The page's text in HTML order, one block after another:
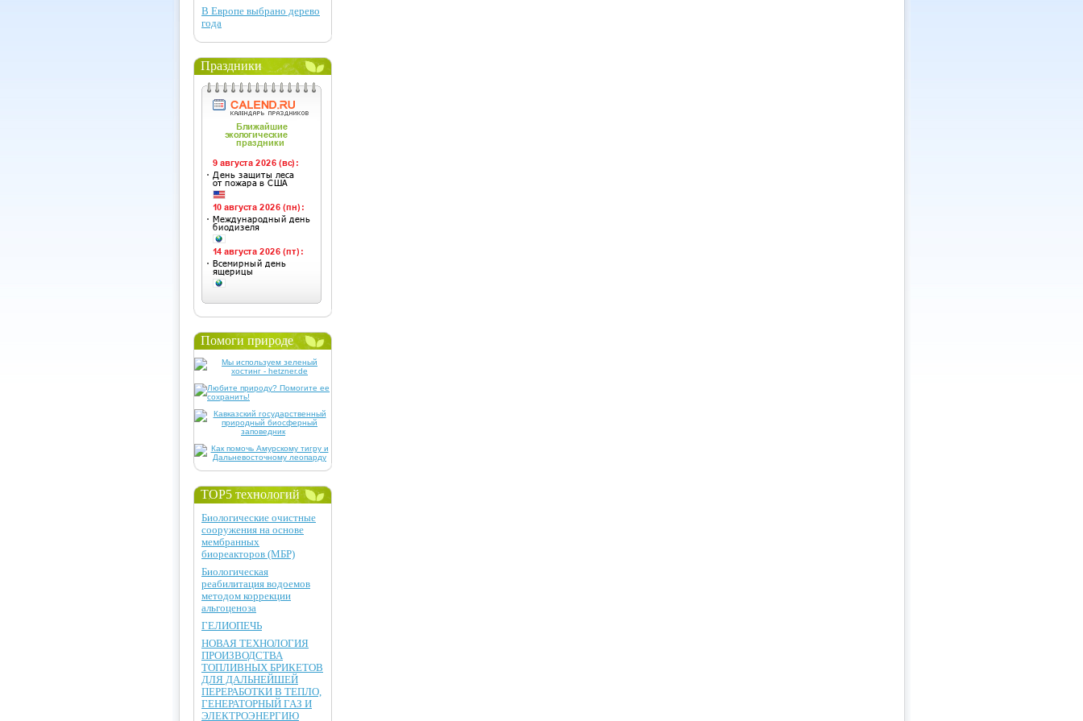
В Европе выбрано дерево
года
Праздники
Помоги природе
TOP5 технологий
Биологические очистные
сооружения на основе
мембранных
биореакторов (МБР)
Биологическая
реабилитация водоемов
методом коррекции
альгоценоза
ГЕЛИОПЕЧЬ
НОВАЯ ТЕХНОЛОГИЯ
ПРОИЗВОДСТВА
ТОПЛИВНЫХ БРИКЕТОВ
ДЛЯ ДАЛЬНЕЙШЕЙ
ПЕРЕРАБОТКИ В ТЕПЛО,
ГЕНЕРАТОРНЫЙ ГАЗ И
ЭЛЕКТРОЭНЕРГИЮ